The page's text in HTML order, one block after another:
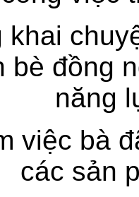
khai
bè đồng
năng
việc bà
các sản